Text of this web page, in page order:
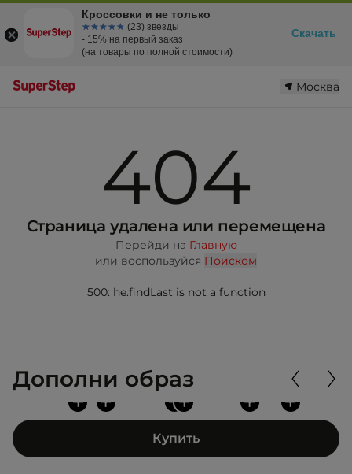
Москва
404
Страница удалена или перемещена
Перейди на Главную
или воспользуйся Поиском
500: he.findLast is not a function
Дополни образ
+
+
+ + +
+
Купить
Кроссовки и не только
☆☆☆☆☆
★★★★★ (23) звезды
- 15% на первый заказ
(на товары по полной стоимости)
Скачать